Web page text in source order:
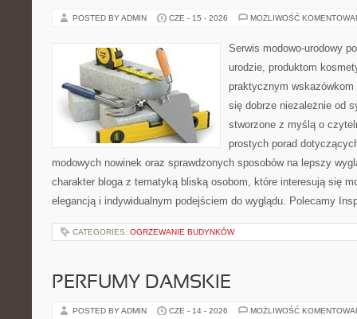
POSTED BY ADMIN CZE - 15 - 2026 MOŻLIWOŚĆ
Serwis modowo-urodowy
urodzie, produktom
praktycznym
się dobrze niezależnie od
stworzone z myślą o
prostych porad
modowych nowinek oraz sprawdzonych sposobów na lepszy
charakter bloga z tematyką bliską osobom, które interesują się
elegancją i indywidualnym podejściem do wyglądu. Polecamy
CATEGORIES: OGRZEWANIE BUDYNKÓW
PERFUMY DAMSKIE
POSTED BY ADMIN CZE - 14 - 2026 MOŻLIWOŚĆ